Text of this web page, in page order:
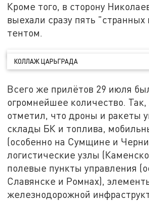
Кроме того, в сторону
выехали сразу пять "странных
тентом.
КОЛЛАЖ ЦАРЬГРАДА
Всего же прилётов 29 июля
огромнейшее количество.
отметил, что дроны и ракеты
склады БК и топлива,
(особенно на Сумщине и
логистические узлы
полевые пункты управления
Славянске и Ромнах),
железнодорожной